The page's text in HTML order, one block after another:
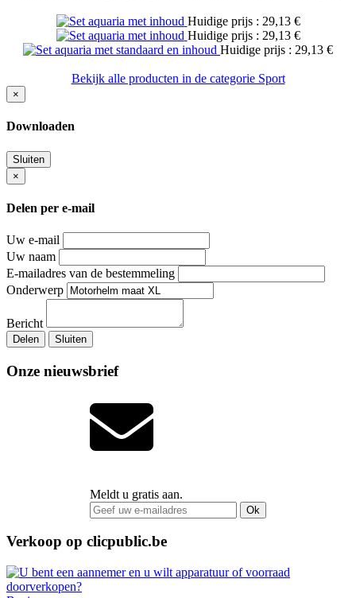
Huidige prijs : 29,13 €
Huidige prijs : 29,13 €
Huidige prijs : 29,13 €
Bekijk alle producten in de categorie Sport
×
Downloaden
Sluiten
×
Delen per e-mail
Uw e-mail
Uw naam
E-mailadres van de bestemmeling
Onderwerp
Bericht
Delen Sluiten
Onze nieuwsbrief
Meldt u gratis aan.
Ok
Verkoop op clicpublic.be